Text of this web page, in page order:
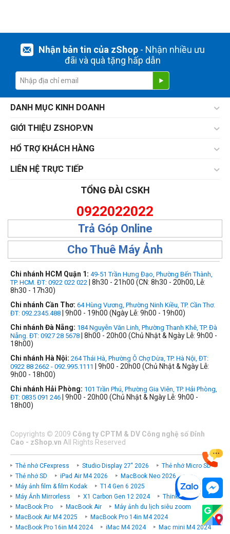
Nhận bản tin của zShop- Nhận nhiều ưu
đãi và quà tặng hấp dẫn
DANH MỤC KINH DOANH
GIỚI THIỆU ZSHOP.VN
HỔ TRỢ KHÁCH HÀNG
LIÊN HỆ TRỰC TIẾP
TỔNG ĐÀI CSKH
0922022022
Trả Góp Online
Cho Thuê Máy Ảnh
Chi nhánh HCM Quận 1: 49-51 Trần Hưng Đạo, Phường Bến Thành,
TP. HCM. ĐT: 0922 022 022 | 8h30 - 21h00 (CN: 8h30 - 20h00, Lễ:
8h30 - 17h30)
Chi nhánh Cần Thơ: 64 Hùng Vương, Phường Ninh Kiều, TP. Cần Thơ.
ĐT: 092.2345.488 | 9h00 - 19h00 (Ngày Lễ: 9h00 - 19h00)
Chi nhánh Đà Nẵng: 184 Nguyễn Văn Linh, Phường Thanh Khê, TP. Đà
Nẵng. ĐT: 0927 28 5678 | 8h00 - 20h00 (Chủ Nhật & Ngày Lễ: 9h00 -
18h00)
Chi nhánh Hà Nội: 264 Thái Hà, Phường Ô Chợ Dừa, TP. Hà Nội, ĐT:
0922 88 2662 - 092.995.1111
| 9h00 - 20h00 (Chủ Nhật & Ngày Lễ:
9h00 - 18h00)
Chi nhánh Hải Phòng: 101 Trần Phú, Phường Gia Viên, TP. Hải Phòng,
ĐT: 0835 091 246 | 9h00 - 20h00 (Chủ Nhật & Ngày Lễ: 9h00 -
18h00)
Copyrights © 2009 Công ty CPTM & DV Công nghệ số Đỉnh
Cao - zShop.vn All Rights Reserved
Thẻ nhớ CFexpress Studio Display 27" 2026
Thẻ nhớ Micro SD
Thẻ nhớ SD
iPad Air M4 2026
MacBook Neo 2026
Máy ảnh film & film Kodak
T14 Gen 6 2025
Máy Ảnh Mirrorless
X1 Carbon Gen 12 2024
ThinkPad P
MacBook Pro
MacBook Air
Máy ảnh du lịch siêu zoom
MacBook Air M4 2025
MacBook Pro 14in M4 2024
MacBook Pro 16in M4 2024
iMac M4 2024 Mac mini M4 2024